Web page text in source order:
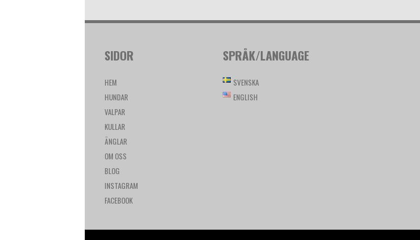
SIDOR
HEM
HUNDAR
VALPAR
KULLAR
ÄNGLAR
OM OSS
BLOG
INSTAGRAM
FACEBOOK
SPRÅK/LANGUAGE
SVENSKA
ENGLISH